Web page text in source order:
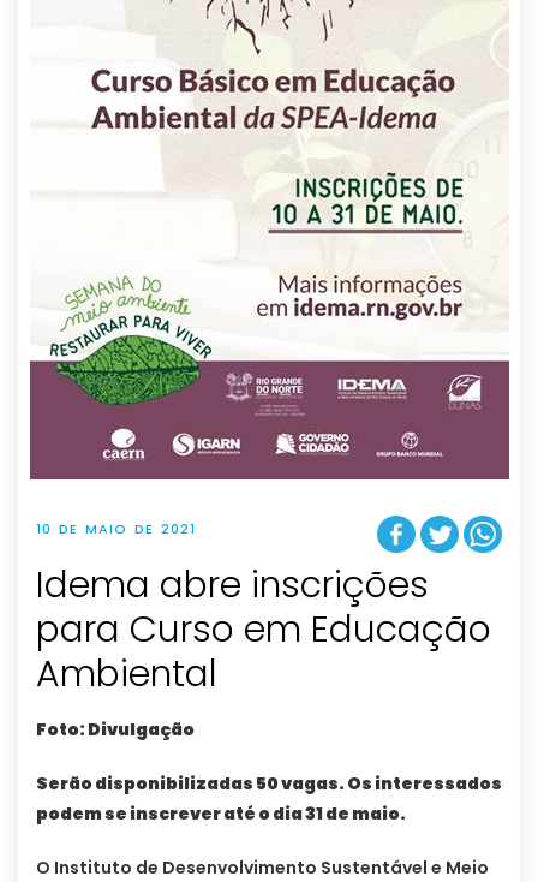
10 DE MAIO DE 2021
Idema abre inscrições
para Curso em Educação
Ambiental
Foto: Divulgação
Serão disponibilizadas 50 vagas. Os interessados
podem se inscrever até o dia 31 de maio.
O Instituto de Desenvolvimento Sustentável e Meio